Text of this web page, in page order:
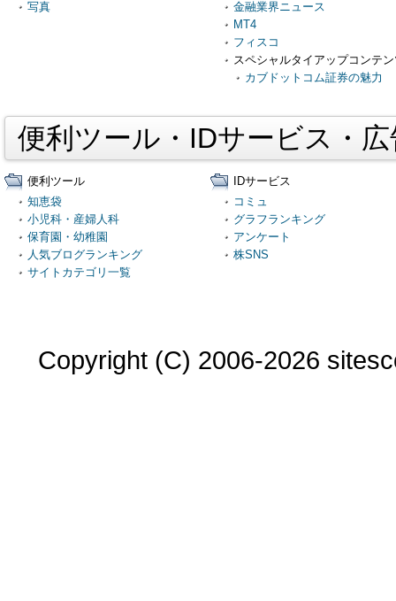
写真
金融業界ニュース
MT4
フィスコ
スペシャルタイアップコンテ
カブドットコム証券の魅力
便利ツール・IDサービス・
便利ツール
知恵袋
小児科・産婦人科
保育園・幼稚園
人気ブログランキング
サイトカテゴリ一覧
IDサービス
コミュ
グラフランキング
アンケート
株SNS
Copyright (C) 2006-2026